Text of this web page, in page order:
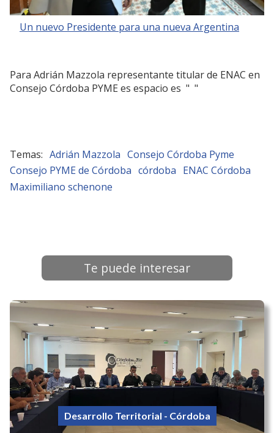
Un nuevo Presidente para una nueva Argentina
Para Adrián Mazzola representante titular de ENAC en
Consejo Córdoba PYME es espacio es " "
Adrián Mazzola Consejo Córdoba Pyme
Consejo PYME de Córdoba córdoba ENAC Córdoba
Maximiliano schenone
Te puede interesar
Desarrollo Territorial - Córdoba